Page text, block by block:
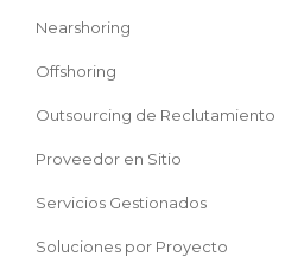
Nearshoring
Offshoring
Outsourcing de Reclutamiento
Proveedor en Sitio
Servicios Gestionados
Soluciones por Proyecto